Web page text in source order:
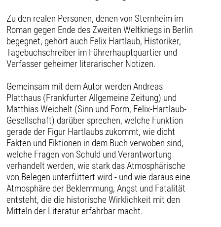
Zu den realen Personen, denen von Sternheim im
Roman gegen Ende des Zweiten Weltkriegs in Berlin
begegnet, gehört auch Felix Hartlaub, Historiker,
Tagebuchschreiber im Führerhauptquartier und
Verfasser geheimer literarischer Notizen.
Gemeinsam mit dem Autor werden Andreas
Platthaus (Frankfurter Allgemeine Zeitung) und
Matthias Weichelt (Sinn und Form, Felix-Hartlaub-
Gesellschaft) darüber sprechen, welche Funktion
gerade der Figur Hartlaubs zukommt, wie dicht
Fakten und Fiktionen in dem Buch verwoben sind,
welche Fragen von Schuld und Verantwortung
verhandelt werden, wie stark das Atmosphärische
von Belegen unterfüttert wird - und wie daraus eine
Atmosphäre der Beklemmung, Angst und Fatalität
entsteht, die die historische Wirklichkeit mit den
Mitteln der Literatur erfahrbar macht.